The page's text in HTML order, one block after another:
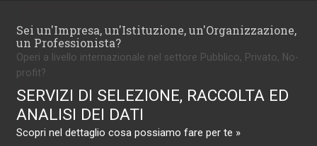
Sei un'Impresa, un'Istituzione, un'Organizzazione,
un Professionista?
Operi a livello internazionale nel settore Pubblico, Privato, No-
profit?
SERVIZI DI SELEZIONE, RACCOLTA ED
ANALISI DEI DATI
Scopri nel dettaglio cosa possiamo fare per te »